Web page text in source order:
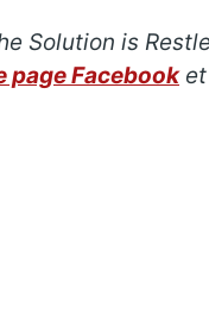
Solution is
page Facebooket